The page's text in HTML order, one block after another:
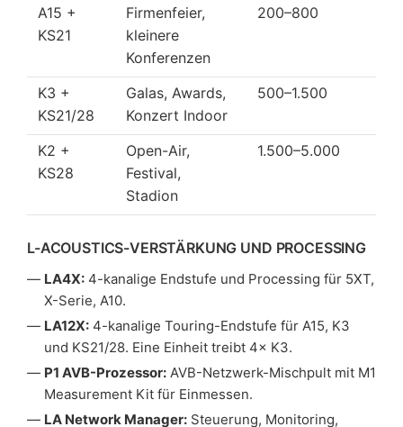
A15 +
KS21
Firmenfeier,
kleinere
Konferenzen
200–800
K3 +
KS21/28
Galas, Awards,
Konzert Indoor
500–1.500
K2 +
KS28
Open-Air,
Festival,
Stadion
1.500–5.000
L-ACOUSTICS-VERSTÄRKUNG UND PROCESSING
LA4X: 4-kanalige Endstufe und Processing für 5XT,
X-Serie, A10.
LA12X: 4-kanalige Touring-Endstufe für A15, K3
und KS21/28. Eine Einheit treibt 4× K3.
P1 AVB-Prozessor: AVB-Netzwerk-Mischpult mit M1
Measurement Kit für Einmessen.
LA Network Manager: Steuerung, Monitoring,